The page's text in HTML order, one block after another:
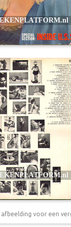
afbeelding voor een